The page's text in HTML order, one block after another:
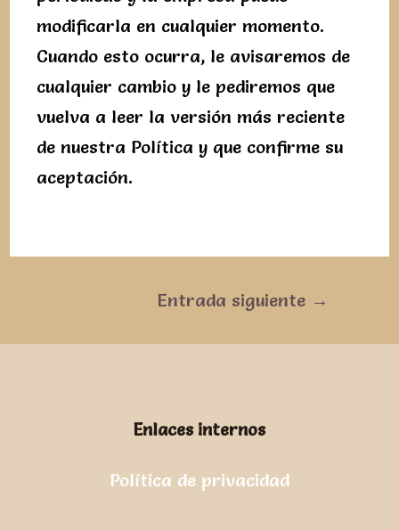
modificarla en cualquier momento.
Cuando esto ocurra, le avisaremos de
cualquier cambio y le pediremos que
vuelva a leer la versión más reciente
de nuestra Política y que confirme su
aceptación.
Entrada siguiente →
Enlaces internos
Política de privacidad